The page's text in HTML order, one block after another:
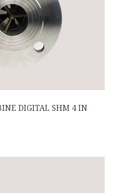
DIGITAL SHM 4 IN